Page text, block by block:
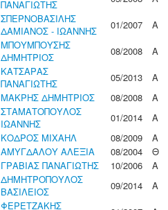
ΠΑΝΑΓΙΩΤΗΣ
ΣΠΕΡΝΟΒΑΣΙΛΗΣ
ΔΑΜΙΑΝΟΣ - ΙΩΑΝΝΗΣ
01/2007
Α
ΜΠΟΥΜΠΟΥΣΗΣ
ΔΗΜΗΤΡΙΟΣ
08/2008
Α
ΚΑΤΣΑΡΑΣ
ΠΑΝΑΓΙΩΤΗΣ
05/2013
Α
ΜΑΚΡΗΣ ΔΗΜΗΤΡΙΟΣ 08/2008
Α
ΣΤΑΜΑΤΟΠΟΥΛΟΣ
ΙΩΑΝΝΗΣ
01/2014
Α
ΚΟΔΡΟΣ ΜΙΧΑΗΛ 08/2009
Α
ΑΜΥΓΔΑΛΟΥ ΑΛΕΞΙΑ 08/2004
Θ
ΓΡΑΒΙΑΣ ΠΑΝΑΓΙΩΤΗΣ 10/2006
Α
ΔΗΜΗΤΡΟΠΟΥΛΟΣ
ΒΑΣΙΛΕΙΟΣ
09/2014
Α
ΦΕΡΕΤΖΑΚΗΣ